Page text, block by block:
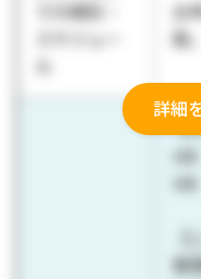
詳細
での期日・
スケジュー
ル
お
能。
管